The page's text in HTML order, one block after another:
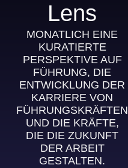
Lens
MONATLICH EINE
KURATIERTE
PERSPEKTIVE AUF
FÜHRUNG, DIE
ENTWICKLUNG DER
KARRIERE VON
FÜHRUNGSKRÄFTEN
UND DIE KRÄFTE,
DIE DIE ZUKUNFT
DER ARBEIT
GESTALTEN.